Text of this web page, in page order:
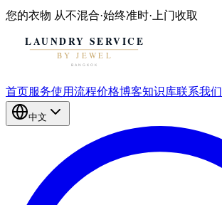
您的衣物 从不混合·始终准时· 上门收取
首页服务使用流程价格博客知识库联系我们
中文